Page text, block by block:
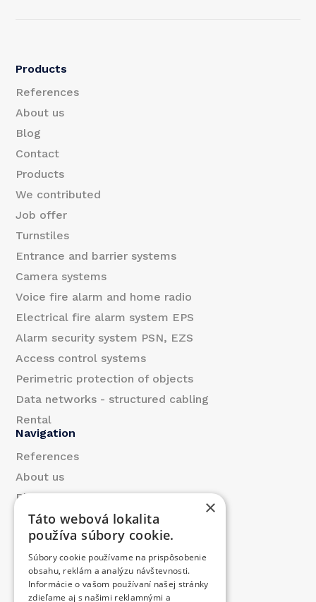
*
E
m
a
i
l
Products
References
About us
Blog
Contact
Products
We contributed
Job offer
Turnstiles
Entrance and barrier systems
Camera systems
Voice fire alarm and home radio
Electrical fire alarm system EPS
Alarm security system PSN, EZS
Access control systems
Perimetric protection of objects
Data networks - structured cabling
Rental
Navigation
References
About us
Blog
Contact
Products
We contributed
Job offer
Contact
×
Táto webová lokalita
používa súbory cookie.
Súbory cookie používame na prispôsobenie
obsahu, reklám a analýzu návštevnosti.
Informácie o vašom používaní našej stránky
zdieľame aj s našimi reklamnými a